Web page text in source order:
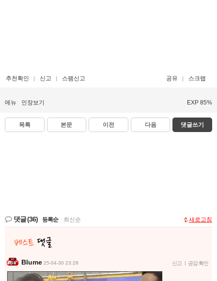
추천확인 신고 스팸신고 공유 스크랩
메뉴 인장보기 EXP 85%
목록 본문 이전 다음 댓글쓰기
댓글(36) 등록순 최신순 새로고침
Blume 25-04-30 23:28 신고 | 공감 확인